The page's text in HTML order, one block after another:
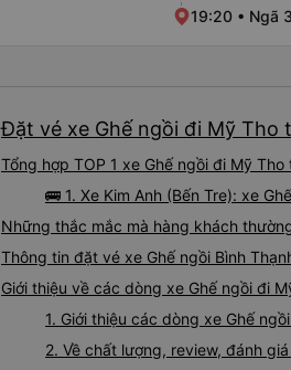
19:20 • Ngã
Đặt vé xe Ghế ngồi đi Mỹ Tho
Tổng hợp TOP 1 xe Ghế ngồi đi Mỹ
🚌 1. Xe Kim Anh (Bến Tre): xe
Những thắc mắc mà hàng khách
Thông tin đặt vé xe Ghế ngồi Bình
Giới thiệu về các dòng xe Ghế ngồi đi
1. Giới thiệu các dòng xe Ghế
2. Về chất lượng, review, đánh